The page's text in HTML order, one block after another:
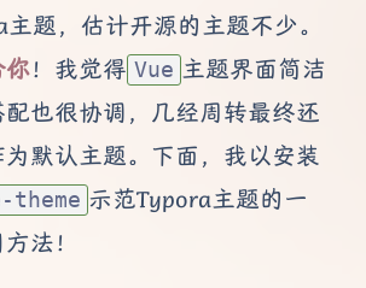
题，估计开源的主题不少。
你！我觉得 Vue 主题界面简洁
也很协调，几经周转最终还
默认主题。下面，我以安装
示范Typora主题的一
法！